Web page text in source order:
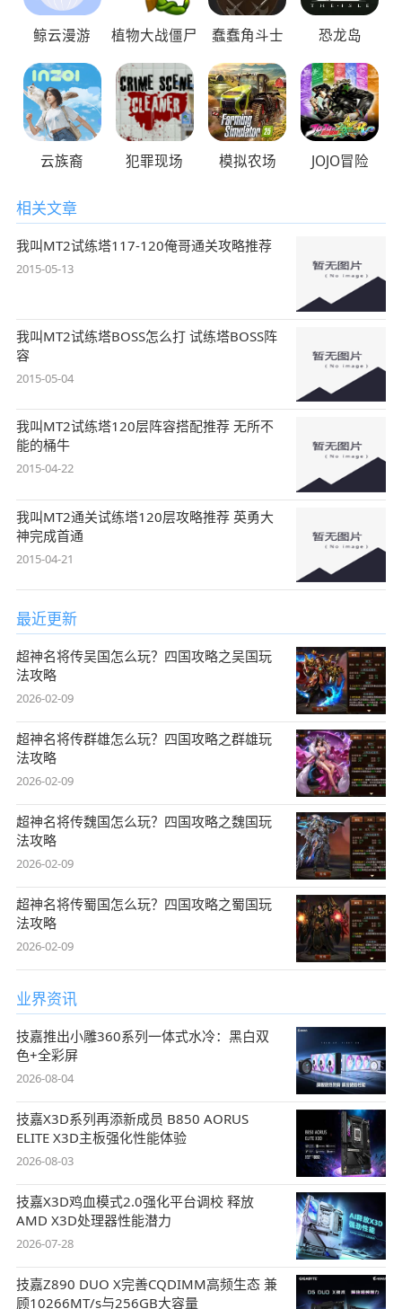
鲸云漫游 植物大战僵尸 蠢蠢角斗士 恐龙岛
云族裔 犯罪现场 模拟农场 JOJO冒险
相关文章
我叫MT2试练塔117-120俺哥通关攻略推荐
2015-05-13
我叫MT2试练塔BOSS​怎么打 试练塔BOSS​​阵
容
2015-05-04
我叫MT2试练塔120层阵容搭配推荐 无所不
能的桶牛
2015-04-22
我叫MT2通关试练塔120层攻略推荐 英勇大
神完成首通
2015-04-21
最近更新
超神名将传吴国怎么玩？四国攻略之吴国玩
法攻略
2026-02-09
超神名将传群雄怎么玩？四国攻略之群雄玩
法攻略
2026-02-09
超神名将传魏国怎么玩？四国攻略之魏国玩
法攻略
2026-02-09
超神名将传蜀国怎么玩？四国攻略之蜀国玩
法攻略
2026-02-09
业界资讯
技嘉推出小雕360系列一体式水冷：黑白双
色+全彩屏
2026-08-04
技嘉X3D系列再添新成员 B850 AORUS
ELITE X3D主板强化性能体验
2026-08-03
技嘉X3D鸡血模式2.0强化平台调校 释放
AMD X3D处理器性能潜力
2026-07-28
技嘉Z890 DUO X完善CQDIMM高频生态 兼
顾10266MT/s与256GB大容量